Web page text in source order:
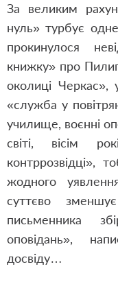
За великим
нуль» турбує
прокинулося
книжку» про
околиці
«служба у
училище, воєнні
світі, вісім
жодного
суттєво
письменника
оповідань»,
досвіду…